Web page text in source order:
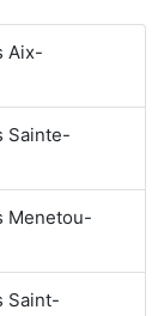
Aix-
Sainte-
Menetou-
Saint-